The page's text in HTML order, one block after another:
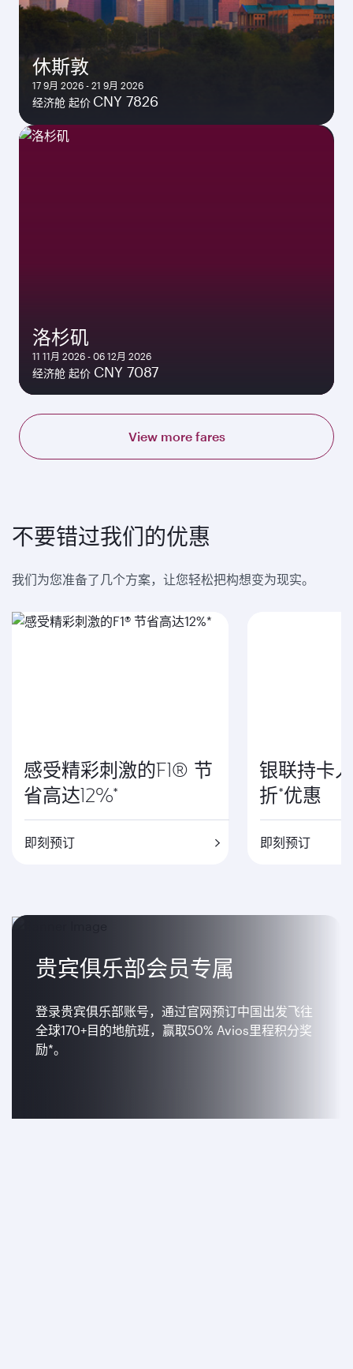
休斯敦
17 9月 2026 - 21 9月 2026
经济舱 起价 CNY 7826
洛杉矶
11 11月 2026 - 06 12月 2026
经济舱 起价 CNY 7087
View more fares
不要错过我们的优惠
我们为您准备了几个方案，让您轻松把构想变为现实。
感受精彩刺激的F1® 节
省高达12%*
即刻预订
银联持卡
折*优惠
即刻预订
贵宾俱乐部会员专属
登录贵宾俱乐部账号，通过官网预订中国出发飞往
全球170+目的地航班，赢取50% Avios里程积分奖
励*。